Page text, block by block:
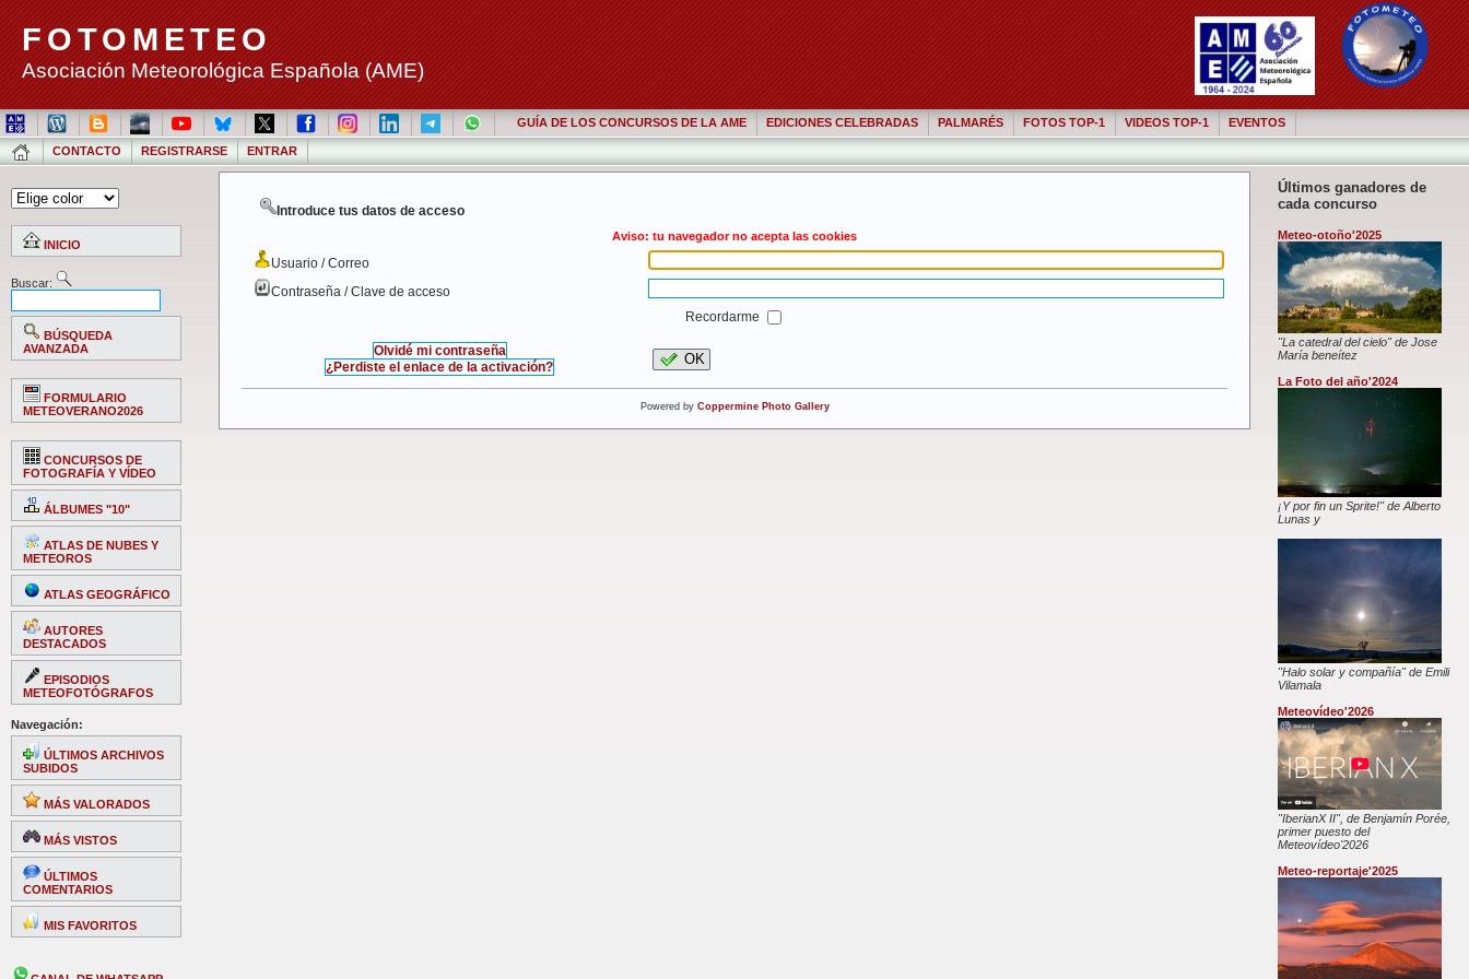
FOTOMETEO
Asociación Meteorológica Española (AME)
GUÍA DE LOS CONCURSOS DE LA AME EDICIONES CELEBRADAS PALMARÉS FOTOS TOP-1 VIDEOS TOP-1 EVENTOS
CONTACTO REGISTRARSE ENTRAR
INICIO
Buscar:
BÚSQUEDA
AVANZADA
FORMULARIO
METEOVERANO2026
CONCURSOS DE
FOTOGRAFÍA Y VÍDEO
ÁLBUMES "10"
ATLAS DE NUBES Y
METEOROS
ATLAS GEOGRÁFICO
AUTORES
DESTACADOS
EPISODIOS
METEOFOTÓGRAFOS
Navegación:
ÚLTIMOS ARCHIVOS
SUBIDOS
MÁS VALORADOS
MÁS VISTOS
ÚLTIMOS
COMENTARIOS
MIS FAVORITOS
Últimos ganadores de
cada concurso
Meteo-otoño'2025
"La catedral del cielo" de Jose
María beneítez
La Foto del año'2024
¡Y por fin un Sprite!" de Alberto
Lunas y
"Halo solar y compañía" de Emili
Vilamala
Meteovídeo'2026
"IberianX II", de Benjamín Porée,
primer puesto del
Meteovídeo'2026
Meteo-reportaje'2025
Introduce tus datos de acceso
Aviso: tu navegador no acepta las cookies
Usuario / Correo
Contraseña / Clave de acceso
Recordarme
Olvidé mi contraseña
¿Perdiste el enlace de la activación?
OK
Powered by Coppermine Photo Gallery